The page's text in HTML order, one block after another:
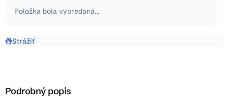
Položka bola vypredaná…
Strážiť
Podrobný popis